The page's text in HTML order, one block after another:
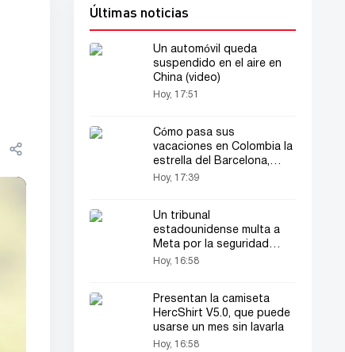
Últimas noticias
Un automóvil queda
suspendido en el aire en
China (video)
Hoy, 17:51
Cómo pasa sus
vacaciones en Colombia la
estrella del Barcelona,
Lamine Yamal
Hoy, 17:39
Un tribunal
estadounidense multa a
Meta por la seguridad
infantil
Hoy, 16:58
Presentan la camiseta
HercShirt V5.0, que puede
usarse un mes sin lavarla
Hoy, 16:58